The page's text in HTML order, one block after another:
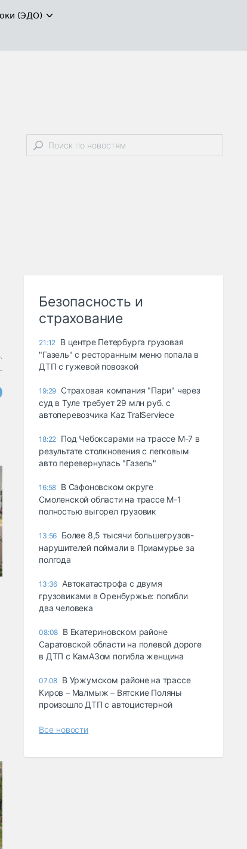
(ЭДО)
Безопасность и
страхование
21:12 В центре Петербурга грузовая
"Газель" с ресторанным меню попала в
ДТП с гужевой повозкой
19:29 Страховая компания "Пари" через
суд в Туле требует 29 млн руб. с
автоперевозчика Kaz TralServiece
18:22 Под Чебоксарами на трассе М-7 в
результате столкновения с легковым
авто перевернулась "Газель"
16:58 В Сафоновском округе
Смоленской области на трассе М-1
полностью выгорел грузовик
13:56 Более 8,5 тысячи большегрузов-
нарушителей поймали в Приамурье за
полгода
13:36 Автокатастрофа с двумя
грузовиками в Оренбуржье: погибли
два человека
08:08 В Екатериновском районе
Саратовской области на полевой дороге
в ДТП с КамАЗом погибла женщина
07.08 В Уржумском районе на трассе
Киров – Малмыж – Вятские Поляны
произошло ДТП с автоцистерной
Все новости